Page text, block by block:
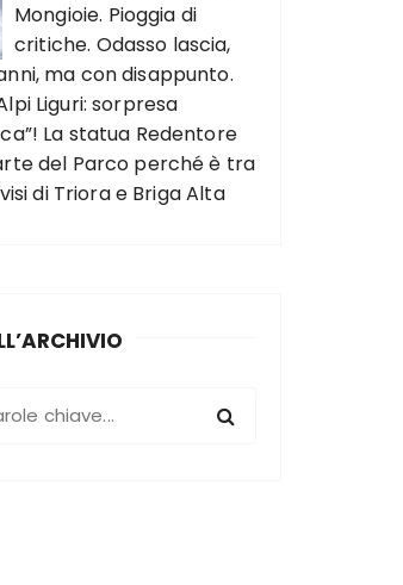
Mongioie. Pioggia di
critiche. Odasso lascia,
ma con disappunto.
Liguri: sorpresa
La statua Redentore
del Parco perché è tra
di Triora e Briga Alta